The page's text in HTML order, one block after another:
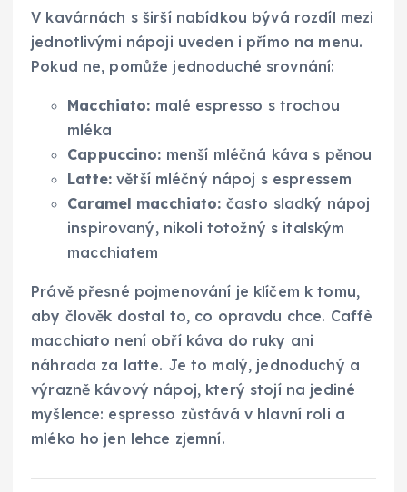
V kavárnách s širší nabídkou bývá rozdíl mezi
jednotlivými nápoji uveden i přímo na menu.
Pokud ne, pomůže jednoduché srovnání:
Macchiato: malé espresso s trochou
mléka
Cappuccino: menší mléčná káva s pěnou
Latte:větší mléčný nápoj s espressem
Caramel macchiato: často sladký nápoj
inspirovaný, nikoli totožný s italským
macchiatem
Právě přesné pojmenování je klíčem k tomu,
aby člověk dostal to, co opravdu chce. Caffè
macchiato není obří káva do ruky ani
náhrada za latte. Je to malý, jednoduchý a
výrazně kávový nápoj, který stojí na jediné
myšlence: espresso zůstává v hlavní roli a
mléko ho jen lehce zjemní.